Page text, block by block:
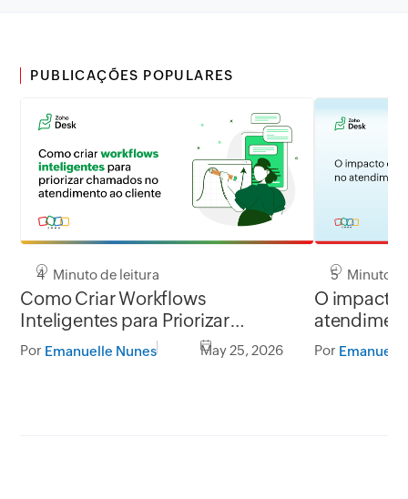
PUBLICAÇÕES POPULARES
4 Minuto de leitura
Como Criar Workflows
Inteligentes para Priorizar
Chamados
Por Emanuelle Nunes May 25, 2026
5 Minuto
O impacto
Por